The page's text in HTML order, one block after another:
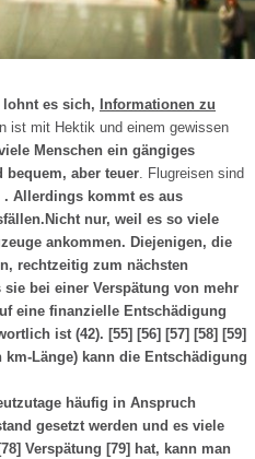
es sich,
Informationen zu
ist mit Hektik und einem gewissen
Menschen ein gängiges
bequem, aber teuer. Flugreisen sind
. Allerdings kommt es aus
Nicht nur, weil es so viele
ankommen. Diejenigen, die
rechtzeitig zum nächsten
bei einer Verspätung von mehr
eine finanzielle Entschädigung
ist (42). [55] [56] [57] [58] [59]
km-Länge) kann die Entschädigung
häufig in Anspruch
gesetzt werden und es viele
Verspätung [79] hat, kann man